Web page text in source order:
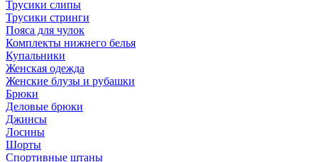
Трусики слипы
Трусики стринги
Пояса для чулок
Комплекты нижнего белья
Купальники
Женская одежда
Женские блузы и рубашки
Брюки
Деловые брюки
Джинсы
Лосины
Шорты
Спортивные штаны